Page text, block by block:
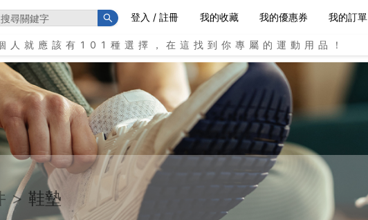
登入 / 註冊 我的收藏 我的優惠券 我的訂單
人就應該有101種選擇，在這找到你專屬的運動用品！
> 鞋墊